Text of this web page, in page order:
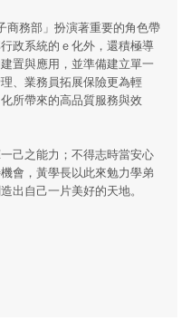
商務部」扮演著重要的角色帶
政系統的ｅ化外，還積極導
置與應用，並準備建立單一
、業務員拓展保險更為輕
所帶來的高品質服務與效
己之能力；不得志時當安心
會，黃學長以此來勉力學弟
出自己一片美好的天地。